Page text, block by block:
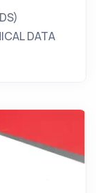
DATA